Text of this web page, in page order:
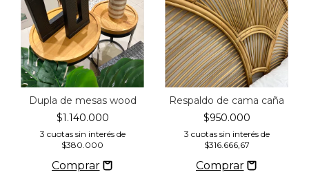
Dupla de mesas wood
$1.140.000
3 cuotas sin interés de
$380.000
Respaldo de cama caña
$950.000
3 cuotas sin interés de
$316.666,67